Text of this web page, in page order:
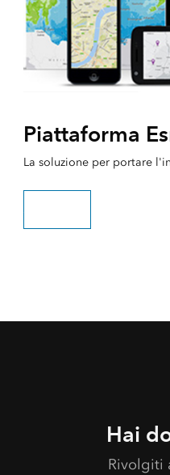
Piattaforma
La soluzione per portare
Hai
Rivolgiti